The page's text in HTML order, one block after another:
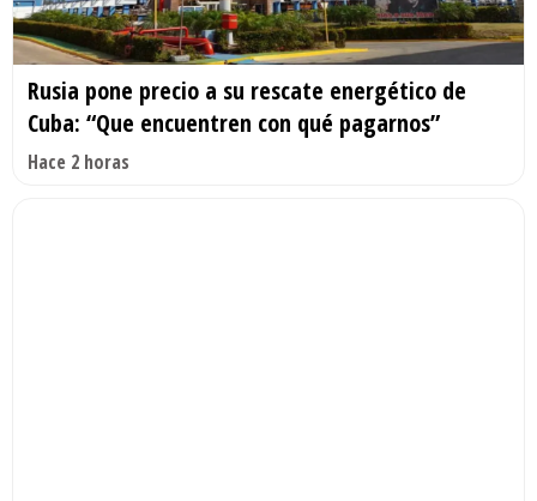
Rusia pone precio a su rescate energético de
Cuba: “Que encuentren con qué pagarnos”
Hace 2 horas